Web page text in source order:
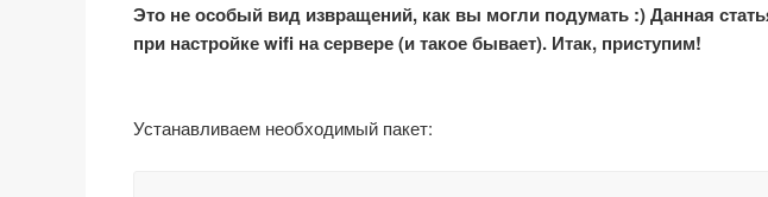
Это не особый вид извращений, как вы могли подумать :) Данная
при настройке wifi на сервере (и такое бывает). Итак, приступим!
Устанавливаем необходимый пакет: